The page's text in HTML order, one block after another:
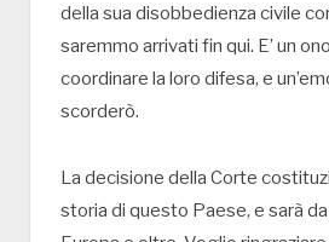
della sua disobbedienza civile
saremmo arrivati fin qui. E’ un
coordinare la loro difesa, e
scorderò.
La decisione della Corte
storia di questo Paese, e sarà